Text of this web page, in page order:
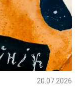
20.07.2026